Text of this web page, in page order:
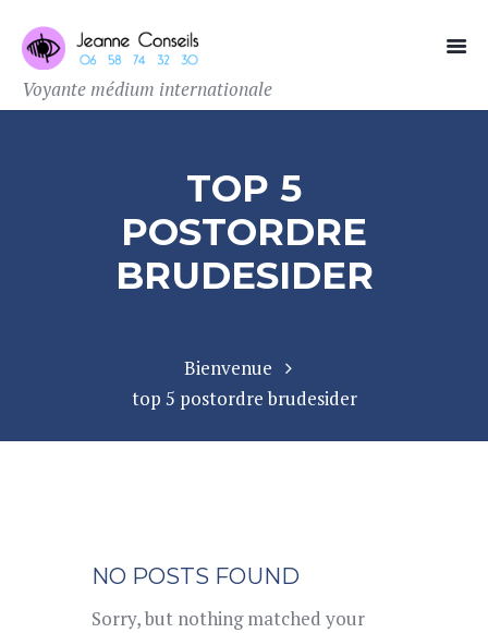
Voyante médium internationale
TOP 5
POSTORDRE
BRUDESIDER
Bienvenue
top 5 postordre brudesider
NO POSTS FOUND
Sorry, but nothing matched your